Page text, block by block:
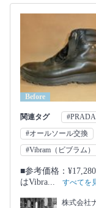
Before
関連タグ #PRADA
#オールソール交換
#Vibram（ビブラム）
■参考価格：
はVibra...
すべてを
株式会社